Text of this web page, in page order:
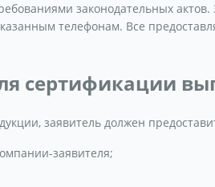
законодательных актов.
телефонам. Все
сертификации
заявитель должен
заявителя;